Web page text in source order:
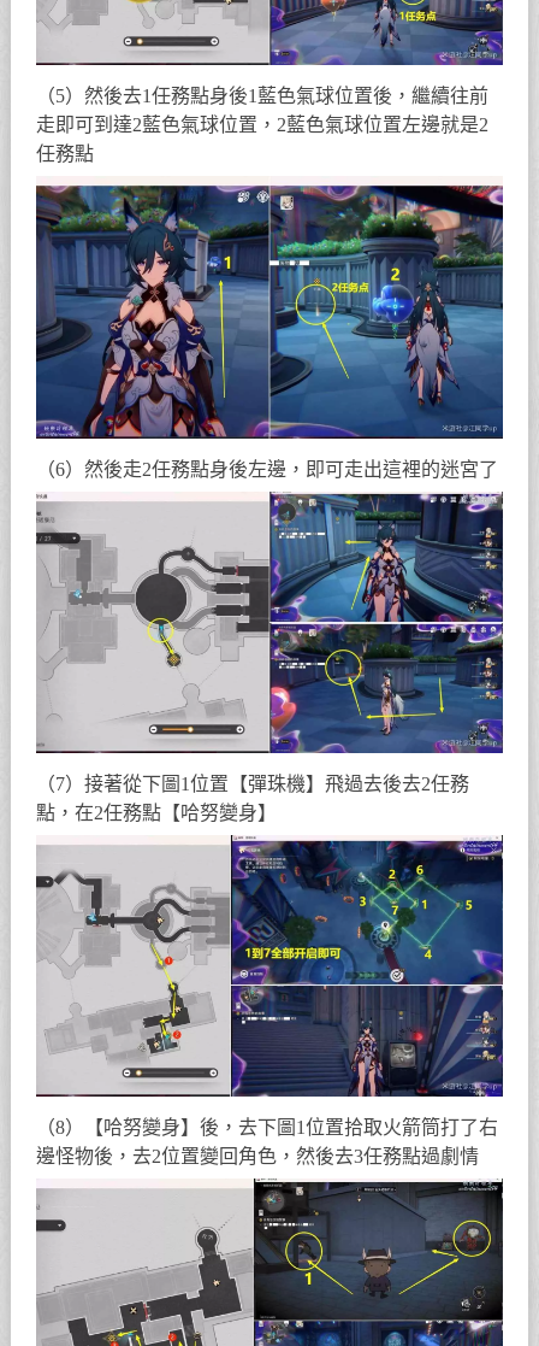
（5）然後去1任務點身後1藍色氣球位置後，繼續往前
走即可到達2藍色氣球位置，2藍色氣球位置左邊就是2
任務點
（6）然後走2任務點身後左邊，即可走出這裡的迷宮了
（7）接著從下圖1位置【彈珠機】飛過去後去2任務
點，在2任務點【哈努變身】
（8）【哈努變身】後，去下圖1位置拾取火箭筒打了右
邊怪物後，去2位置變回角色，然後去3任務點過劇情